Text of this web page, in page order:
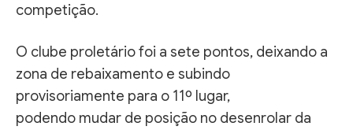
competição.
O clube proletário foi a sete pontos, deixando a
zona de rebaixamento e subindo
provisoriamente para o 11º lugar,
podendo mudar de posição no desenrolar da